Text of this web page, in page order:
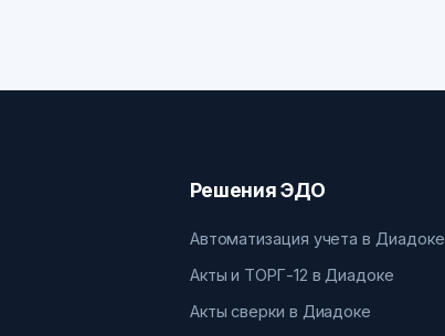
Решения ЭДО
Автоматизация учета в Диадоке
Акты и ТОРГ-12 в Диадоке
Акты сверки в Диадоке